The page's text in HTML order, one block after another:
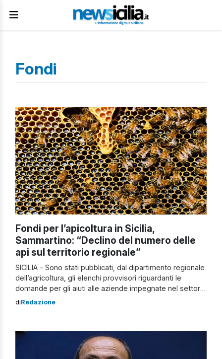
Fondi
Fondi per l’apicoltura in Sicilia,
Sammartino: “Declino del numero delle
api sul territorio regionale”
SICILIA – Sono stati pubblicati, dal dipartimento regionale
dell’agricoltura, gli elenchi provvisori riguardanti le
domande per gli aiuti alle aziende impegnate nel settore
dell’apicoltura. I finanziamenti in questione si inseriscono
ammissibili. A beneficiare di tali aiuti, infatti, saranno […]
diRedazione